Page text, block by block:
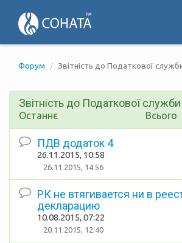
Форум Звітність до Податкової
Звітність до Податкової служби
Останнє Всього
ПДВ додаток 4
26.11.2015, 10:58
26.11.2015, 14:56
РК не втягивается ни в
декларацию
10.08.2015, 07:22
20.11.2015, 12:40